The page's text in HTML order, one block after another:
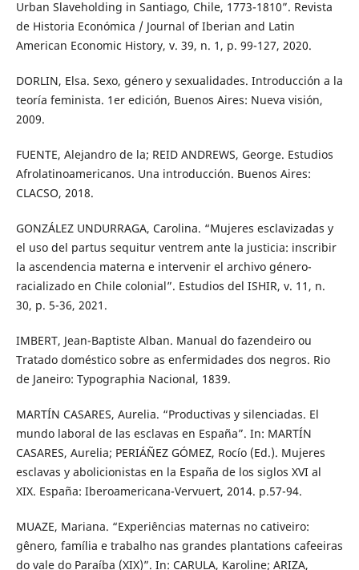
Urban Slaveholding in Santiago, Chile, 1773-1810”. Revista
de Historia Económica / Journal of Iberian and Latin
American Economic History, v. 39, n. 1, p. 99-127, 2020.
DORLIN, Elsa. Sexo, género y sexualidades. Introducción a la
teoría feminista. 1er edición, Buenos Aires: Nueva visión,
2009.
FUENTE, Alejandro de la; REID ANDREWS, George. Estudios
Afrolatinoamericanos. Una introducción. Buenos Aires:
CLACSO, 2018.
GONZÁLEZ UNDURRAGA, Carolina. “Mujeres esclavizadas y
el uso del partus sequitur ventrem ante la justicia: inscribir
la ascendencia materna e intervenir el archivo género-
racializado en Chile colonial”. Estudios del ISHIR, v. 11, n.
30, p. 5-36, 2021.
IMBERT, Jean-Baptiste Alban. Manual do fazendeiro ou
Tratado doméstico sobre as enfermidades dos negros. Rio
de Janeiro: Typographia Nacional, 1839.
MARTÍN CASARES, Aurelia. “Productivas y silenciadas. El
mundo laboral de las esclavas en España”. In: MARTÍN
CASARES, Aurelia; PERIÁÑEZ GÓMEZ, Rocío (Ed.). Mujeres
esclavas y abolicionistas en la España de los siglos XVI al
XIX. España: Iberoamericana-Vervuert, 2014. p.57-94.
MUAZE, Mariana. “Experiências maternas no cativeiro:
gênero, família e trabalho nas grandes plantations cafeeiras
do vale do Paraíba (XIX)”. In: CARULA, Karoline; ARIZA,